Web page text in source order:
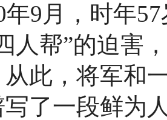
月，时年57
人帮”的迫害
此，将军和
了一段鲜为